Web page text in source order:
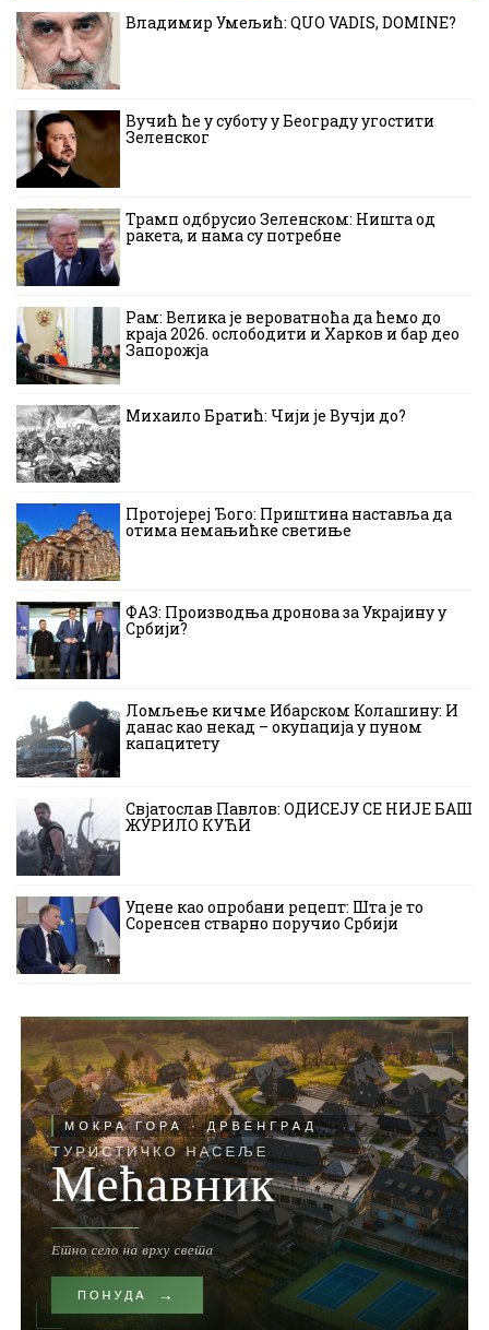
Владимир Умељић: QUO VADIS, DOMINE?
Вучић ће у суботу у Београду угостити
Зеленског
Трамп одбрусио Зеленском: Ништа од
ракета, и нама су потребне
Рам: Велика је вероватноћа да ћемо до
краја 2026. ослободити и Харков и бар део
Запорожја
Михаило Братић: Чији је Вучји до?
Протојереј Ђого: Приштина наставља да
отима немањићке светиње
ФАЗ: Производња дронова за Украјину у
Србији?
Ломљење кичме Ибарском Колашину: И
данас као некад – окупација у пуном
капацитету
Свјатослав Павлов: ОДИСЕЈУ СЕ НИЈЕ БАШ
ЖУРИЛО КУЋИ
Уцене као опробани рецепт: Шта је то
Соренсен стварно поручио Србији